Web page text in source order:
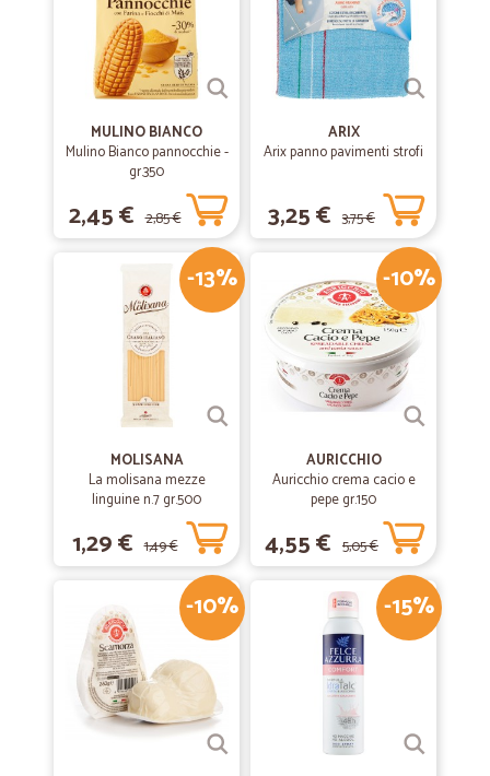
Scadenze delle merci deperibili non vicine alla data di acquisto.
MULINO BIANCO
Mulino Bianco pannocchie -
gr.350
2,45 € 2,85 €
ARIX
Arix panno pavimenti strofi
3,25 € 3,75 €
-13%
MOLISANA
La molisana mezze
linguine n.7 gr.500
1,29 € 1,49 €
-10%
AURICCHIO
Auricchio crema cacio e
pepe gr.150
4,55 € 5,05 €
-10% -15%